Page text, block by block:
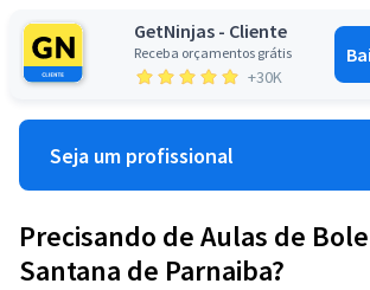
GetNinjas - Cliente
Receba orçamentos grátis
+30K
Seja um profissional
Precisando de Aulas de
Santana de Parnaiba?